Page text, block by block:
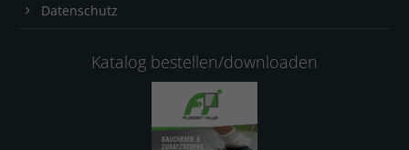
Datenschutz
Katalog bestellen/downloaden